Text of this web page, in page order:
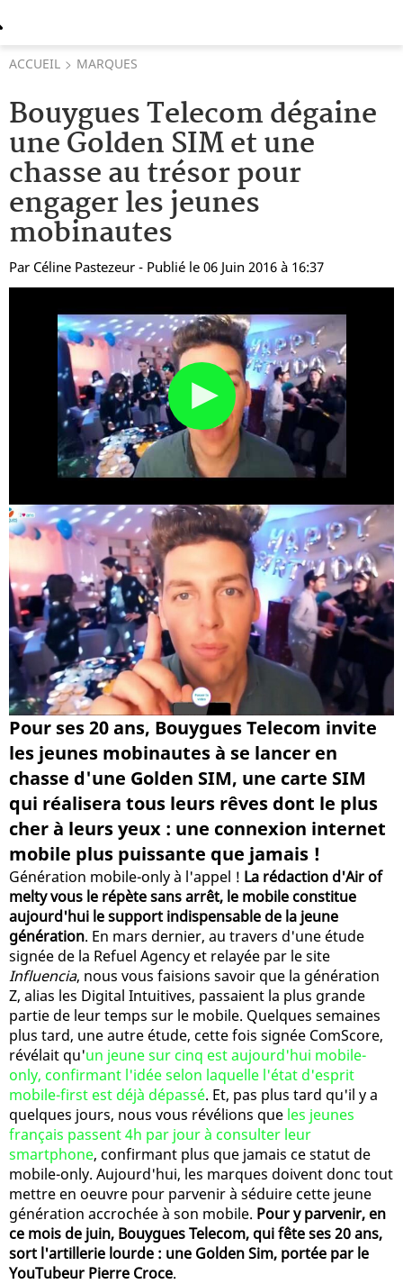
ACCUEIL MARQUES
Bouygues Telecom dégaine
une Golden SIM et une
chasse au trésor pour
engager les jeunes
mobinautes
Par Céline Pastezeur - Publié le 06 Juin 2016 à 16:37
Pour ses 20 ans, Bouygues Telecom invite
les jeunes mobinautes à se lancer en
chasse d'une Golden SIM, une carte SIM
qui réalisera tous leurs rêves dont le plus
cher à leurs yeux : une connexion internet
mobile plus puissante que jamais !
Génération mobile-only à l'appel ! La rédaction d'Air of
melty vous le répète sans arrêt, le mobile constitue
aujourd'hui le support indispensable de la jeune
génération. En mars dernier, au travers d'une étude
signée de la Refuel Agency et relayée par le site
Influencia, nous vous faisions savoir que la génération
Z, alias les Digital Intuitives, passaient la plus grande
partie de leur temps sur le mobile. Quelques semaines
plus tard, une autre étude, cette fois signée ComScore,
révélait qu'un jeune sur cinq est aujourd'hui mobile-
only, confirmant l'idée selon laquelle l'état d'esprit
mobile-first est déjà dépassé. Et, pas plus tard qu'il y a
quelques jours, nous vous révélions que les jeunes
français passent 4h par jour à consulter leur
smartphone, confirmant plus que jamais ce statut de
mobile-only. Aujourd'hui, les marques doivent donc tout
mettre en oeuvre pour parvenir à séduire cette jeune
génération accrochée à son mobile. Pour y parvenir, en
ce mois de juin, Bouygues Telecom, qui fête ses 20 ans,
sort l'artillerie lourde : une Golden Sim, portée par le
YouTubeur Pierre Croce.